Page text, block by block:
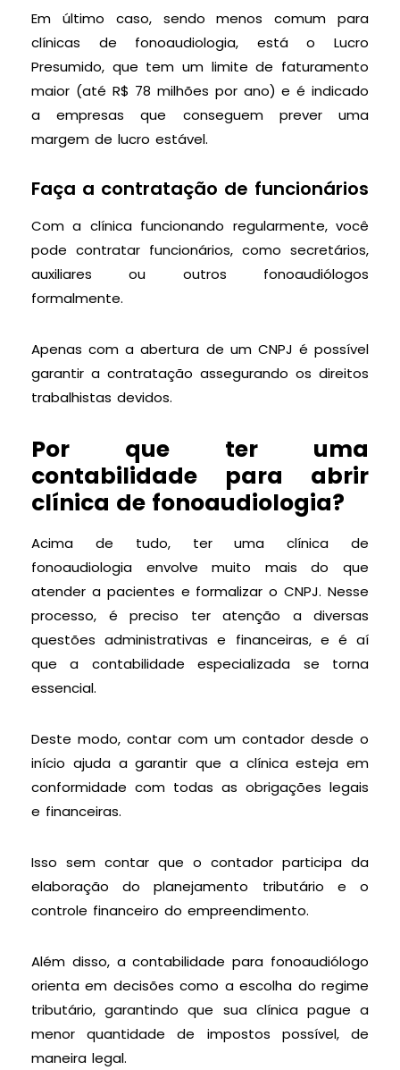
Em último caso, sendo menos comum para
clínicas de fonoaudiologia, está o Lucro
Presumido, que tem um limite de faturamento
maior (até R$ 78 milhões por ano) e é indicado
a empresas que conseguem prever uma
margem de lucro estável.
Faça a contratação de funcionários
Com a clínica funcionando regularmente, você
pode contratar funcionários, como secretários,
auxiliares ou outros fonoaudiólogos
formalmente.
Apenas com a abertura de um CNPJ é possível
garantir a contratação assegurando os direitos
trabalhistas devidos.
Por que ter uma
contabilidade para abrir
clínica de fonoaudiologia?
Acima de tudo, ter uma clínica de
fonoaudiologia envolve muito mais do que
atender a pacientes e formalizar o CNPJ. Nesse
processo, é preciso ter atenção a diversas
questões administrativas e financeiras, e é aí
que a contabilidade especializada se torna
essencial.
Deste modo, contar com um contador desde o
início ajuda a garantir que a clínica esteja em
conformidade com todas as obrigações legais
e financeiras.
Isso sem contar que o contador participa da
elaboração do planejamento tributário e o
controle financeiro do empreendimento.
Além disso, a contabilidade para fonoaudiólogo
orienta em decisões como a escolha do regime
tributário, garantindo que sua clínica pague a
menor quantidade de impostos possível, de
maneira legal.